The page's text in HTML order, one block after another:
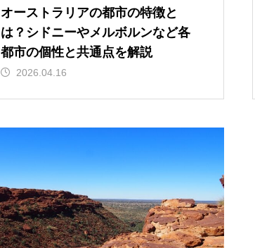
オーストラリアの都市の特徴と
は？シドニーやメルボルンなど各
都市の個性と共通点を解説
2026.04.16